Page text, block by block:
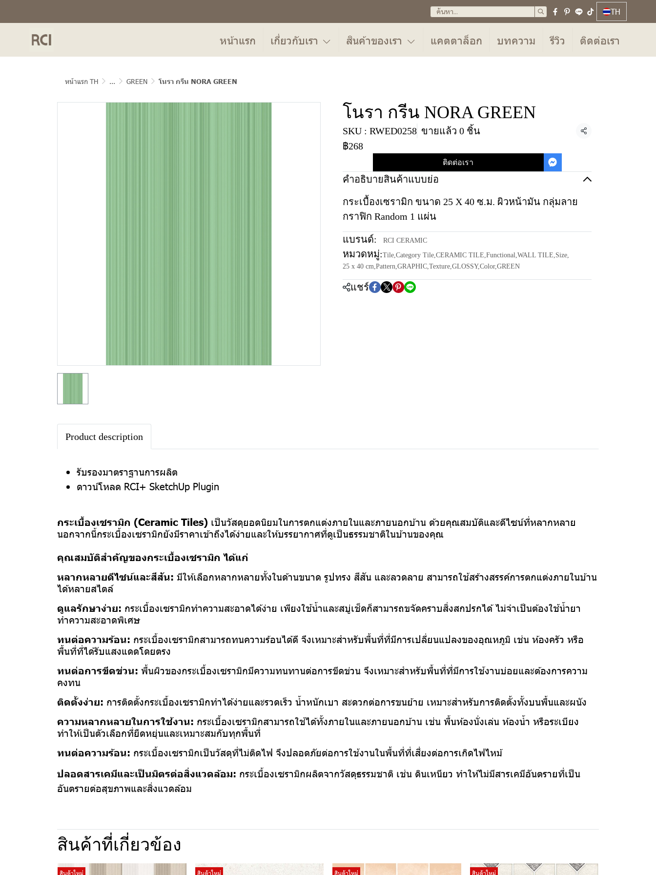
TH
หน้าแรก เกี่ยวกับเรา สินค้าของเรา แคตตาล็อก บทความ รีวิว ติดต่อเรา
หน้าแรก TH ... GREEN โนรา กรีน NORA GREEN
โนรา กรีน NORA GREEN
SKU : RWED0258 ขายแล้ว 0 ชิ้น แชร์
฿268
ติดต่อเรา
คำอธิบายสินค้าแบบย่อ
กระเบื้องเซรามิก ขนาด 25 X 40 ซ.ม. ผิวหน้ามัน กลุ่มลาย
กราฟิก Random 1 แผ่น
แบรนด์: RCI CERAMIC
หมวดหมู่:Tile,Category Tile,CERAMIC TILE,Functional,WALL TILE,Size,
25 x 40 cm,Pattern,GRAPHIC,Texture,GLOSSY,Color,GREEN
แชร์
Product description
รับรองมาตราฐานการผลิต
ดาวน์โหลด RCI+ SketchUp Plugin
กระเบื้องเซรามิก (Ceramic Tiles) เป็นวัสดุยอดนิยมในการตกแต่งภายในและภายนอกบ้าน ด้วยคุณสมบัติและดีไซน์ที่หลากหลาย
นอกจากนี้กระเบื้องเซรามิกยังมีราคาเข้าถึงได้ง่ายและให้บรรยากาศที่ดูเป็นธรรมชาติในบ้านของคุณ
คุณสมบัติสำคัญของกระเบื้องเซรามิก ได้แก่
หลากหลายดีไซน์และสีสัน: มีให้เลือกหลากหลายทั้งในด้านขนาด รูปทรง สีสัน และลวดลาย สามารถใช้สร้างสรรค์การตกแต่งภายในบ้าน
ได้หลายสไตล์
ดูแลรักษาง่าย: กระเบื้องเซรามิกทำความสะอาดได้ง่าย เพียงใช้น้ำและสบู่เช็ดก็สามารถขจัดคราบสิ่งสกปรกได้ ไม่จำเป็นต้องใช้น้ำยา
ทำความสะอาดพิเศษ
ทนต่อความร้อน: กระเบื้องเซรามิกสามารถทนความร้อนได้ดี จึงเหมาะสำหรับพื้นที่ที่มีการเปลี่ยนแปลงของอุณหภูมิ เช่น ห้องครัว หรือ
พื้นที่ที่ได้รับแสงแดดโดยตรง
ทนต่อการขีดข่วน: พื้นผิวของกระเบื้องเซรามิกมีความทนทานต่อการขีดข่วน จึงเหมาะสำหรับพื้นที่ที่มีการใช้งานบ่อยและต้องการความ
คงทน
ติดตั้งง่าย: การติดตั้งกระเบื้องเซรามิกทำได้ง่ายและรวดเร็ว น้ำหนักเบา สะดวกต่อการขนย้าย เหมาะสำหรับการติดตั้งทั้งบนพื้นและผนัง
ความหลากหลายในการใช้งาน: กระเบื้องเซรามิกสามารถใช้ได้ทั้งภายในและภายนอกบ้าน เช่น พื้นห้องนั่งเล่น ห้องน้ำ หรือระเบียง
ทำให้เป็นตัวเลือกที่ยืดหยุ่นและเหมาะสมกับทุกพื้นที่
ทนต่อความร้อน: กระเบื้องเซรามิกเป็นวัสดุที่ไม่ติดไฟ จึงปลอดภัยต่อการใช้งานในพื้นที่ที่เสี่ยงต่อการเกิดไฟไหม้
ปลอดสารเคมีและเป็นมิตรต่อสิ่งแวดล้อม: กระเบื้องเซรามิกผลิตจากวัสดุธรรมชาติ เช่น ดินเหนียว ทำให้ไม่มีสารเคมีอันตรายที่เป็น
อันตรายต่อสุขภาพและสิ่งแวดล้อม
สินค้าที่เกี่ยวข้อง
สินค้าใหม่ สินค้าใหม่ สินค้าใหม่ สินค้าใหม่